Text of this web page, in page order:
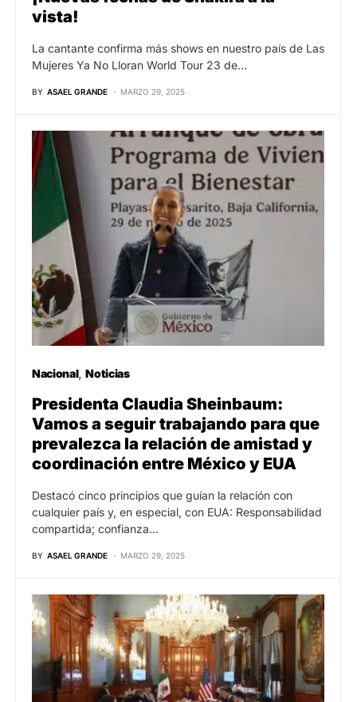
vista!
La cantante confirma más shows en nuestro país de Las
Mujeres Ya No Lloran World Tour 23 de…
BY ASAEL GRANDE MARZO 29, 2025
Nacional Noticias
Presidenta Claudia Sheinbaum:
Vamos a seguir trabajando para que
prevalezca la relación de amistad y
coordinación entre México y EUA
Destacó cinco principios que guían la relación con
cualquier país y, en especial, con EUA: Responsabilidad
compartida; confianza…
BY ASAEL GRANDE MARZO 29, 2025